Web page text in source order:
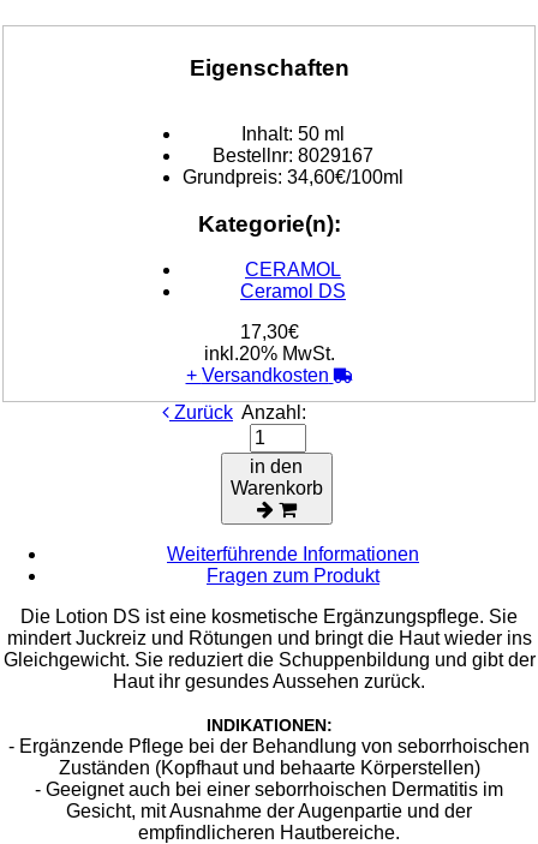
Eigenschaften
Inhalt: 50 ml
Bestellnr: 8029167
Grundpreis: 34,60€/100ml
Kategorie(n):
CERAMOL
Ceramol DS
17,30€
inkl.20% MwSt.
+ Versandkosten
Zurück Anzahl:
in den
Warenkorb
Weiterführende Informationen
Fragen zum Produkt
Die Lotion DS ist eine kosmetische Ergänzungspflege. Sie
mindert Juckreiz und Rötungen und bringt die Haut wieder ins
Gleichgewicht. Sie reduziert die Schuppenbildung und gibt der
Haut ihr gesundes Aussehen zurück.
INDIKATIONEN:
- Ergänzende Pflege bei der Behandlung von seborrhoischen
Zuständen (Kopfhaut und behaarte Körperstellen)
- Geeignet auch bei einer seborrhoischen Dermatitis im
Gesicht, mit Ausnahme der Augenpartie und der
empfindlicheren Hautbereiche.